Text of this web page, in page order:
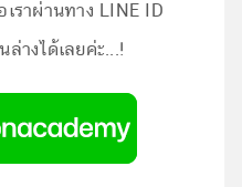
ราผ่านทาง LINE ID
างได้เลยค่ะ...!